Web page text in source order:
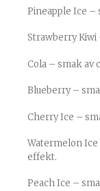
Pineapple Ice –
Strawberry Kiwi
Cola – smak av
Blueberry –
Cherry Ice –
Watermelon
effekt.
Peach Ice –